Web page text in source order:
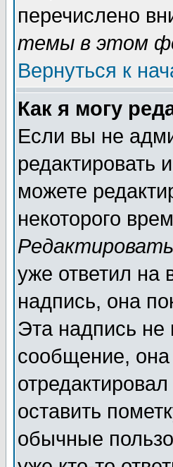
перечислено
темы в этом
Вернуться к
Как я могу
Если вы не
редактировать
можете
некоторого
Редактировать
уже ответил
надпись, она
Эта надпись не
сообщение,
оставить
обычные